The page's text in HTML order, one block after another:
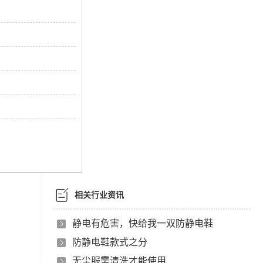
相关行业资讯
静电有危害，快给我一双防静电鞋
防静电鞋款式之分
无尘服需清洗才能使用